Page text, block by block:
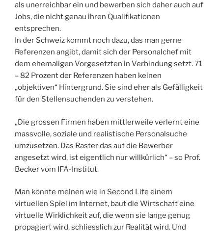
als unerreichbar ein und bewerben sich daher auch auf
Jobs, die nicht genau ihren Qualifikationen
entsprechen.
In der Schweiz kommt noch dazu, das man gerne
Referenzen angibt, damit sich der Personalchef mit
dem ehemaligen Vorgesetzten in Verbindung setzt. 71
– 82 Prozent der Referenzen haben keinen
„objektiven“ Hintergrund. Sie sind eher als Gefälligkeit
für den Stellensuchenden zu verstehen.
„Die grossen Firmen haben mittlerweile verlernt eine
massvolle, soziale und realistische Personalsuche
umzusetzen. Das Raster das auf die Bewerber
angesetzt wird, ist eigentlich nur willkürlich“ – so Prof.
Becker vom IFA-Institut.
Man könnte meinen wie in Second Life einem
virtuellen Spiel im Internet, baut die Wirtschaft eine
virtuelle Wirklichkeit auf, die wenn sie lange genug
propagiert wird, schliesslich zur Realität wird. Und